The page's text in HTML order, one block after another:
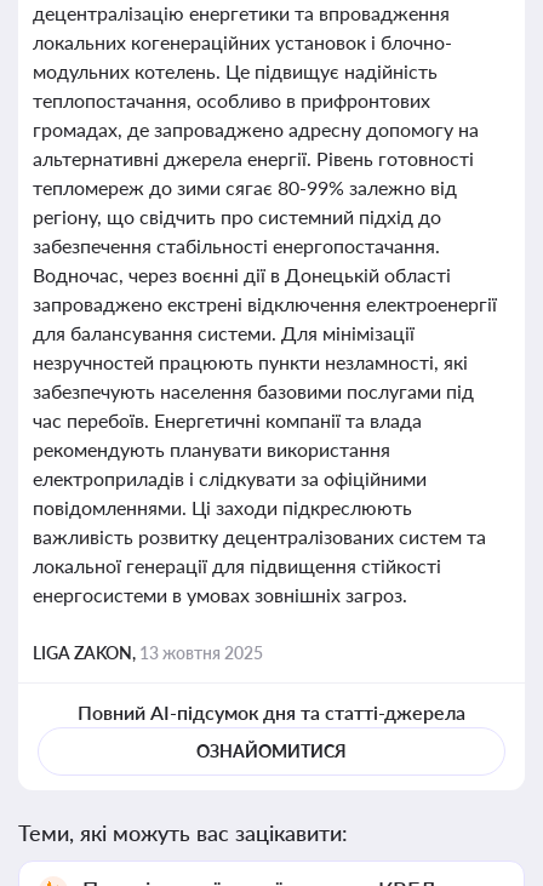
децентралізацію енергетики та впровадження
локальних когенераційних установок і блочно-
модульних котелень. Це підвищує надійність
теплопостачання, особливо в прифронтових
громадах, де запроваджено адресну допомогу на
альтернативні джерела енергії. Рівень готовності
тепломереж до зими сягає 80-99% залежно від
регіону, що свідчить про системний підхід до
забезпечення стабільності енергопостачання.
Водночас, через воєнні дії в Донецькій області
запроваджено екстрені відключення електроенергії
для балансування системи. Для мінімізації
незручностей працюють пункти незламності, які
забезпечують населення базовими послугами під
час перебоїв. Енергетичні компанії та влада
рекомендують планувати використання
електроприладів і слідкувати за офіційними
повідомленнями. Ці заходи підкреслюють
важливість розвитку децентралізованих систем та
локальної генерації для підвищення стійкості
енергосистеми в умовах зовнішніх загроз.
LIGA ZAKON, 13 жовтня 2025
Повний AI-підсумок дня та статті-джерела
ОЗНАЙОМИТИСЯ
Теми, які можуть вас зацікавити: